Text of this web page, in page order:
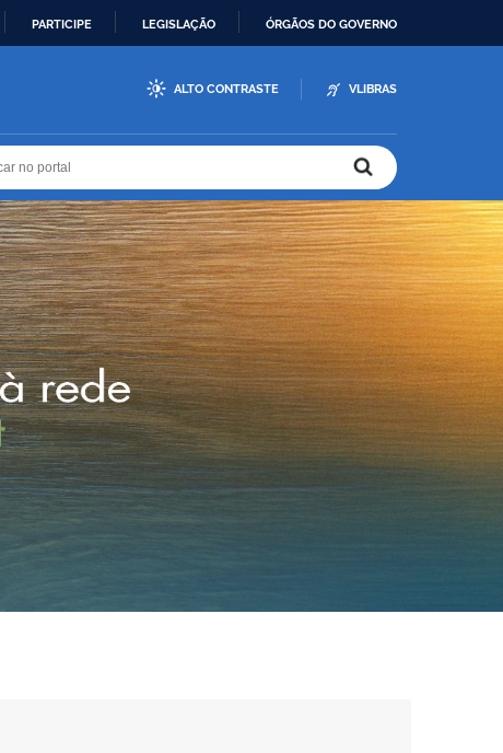
PARTICIPE LEGISLAÇÃO ÓRGÃOS DO GOVERNO
ALTO CONTRASTE VLIBRAS